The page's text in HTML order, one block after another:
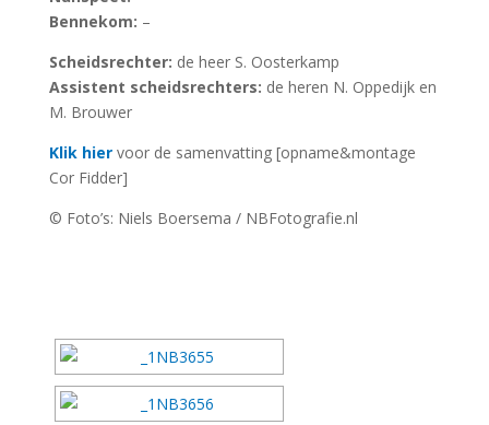
Bennekom: –
Scheidsrechter: de heer S. Oosterkamp
Assistent scheidsrechters: de heren N. Oppedijk en
M. Brouwer
Klik hiervoor de samenvatting [opname&montage
Cor Fidder]
© Foto’s: Niels Boersema / NBFotografie.nl